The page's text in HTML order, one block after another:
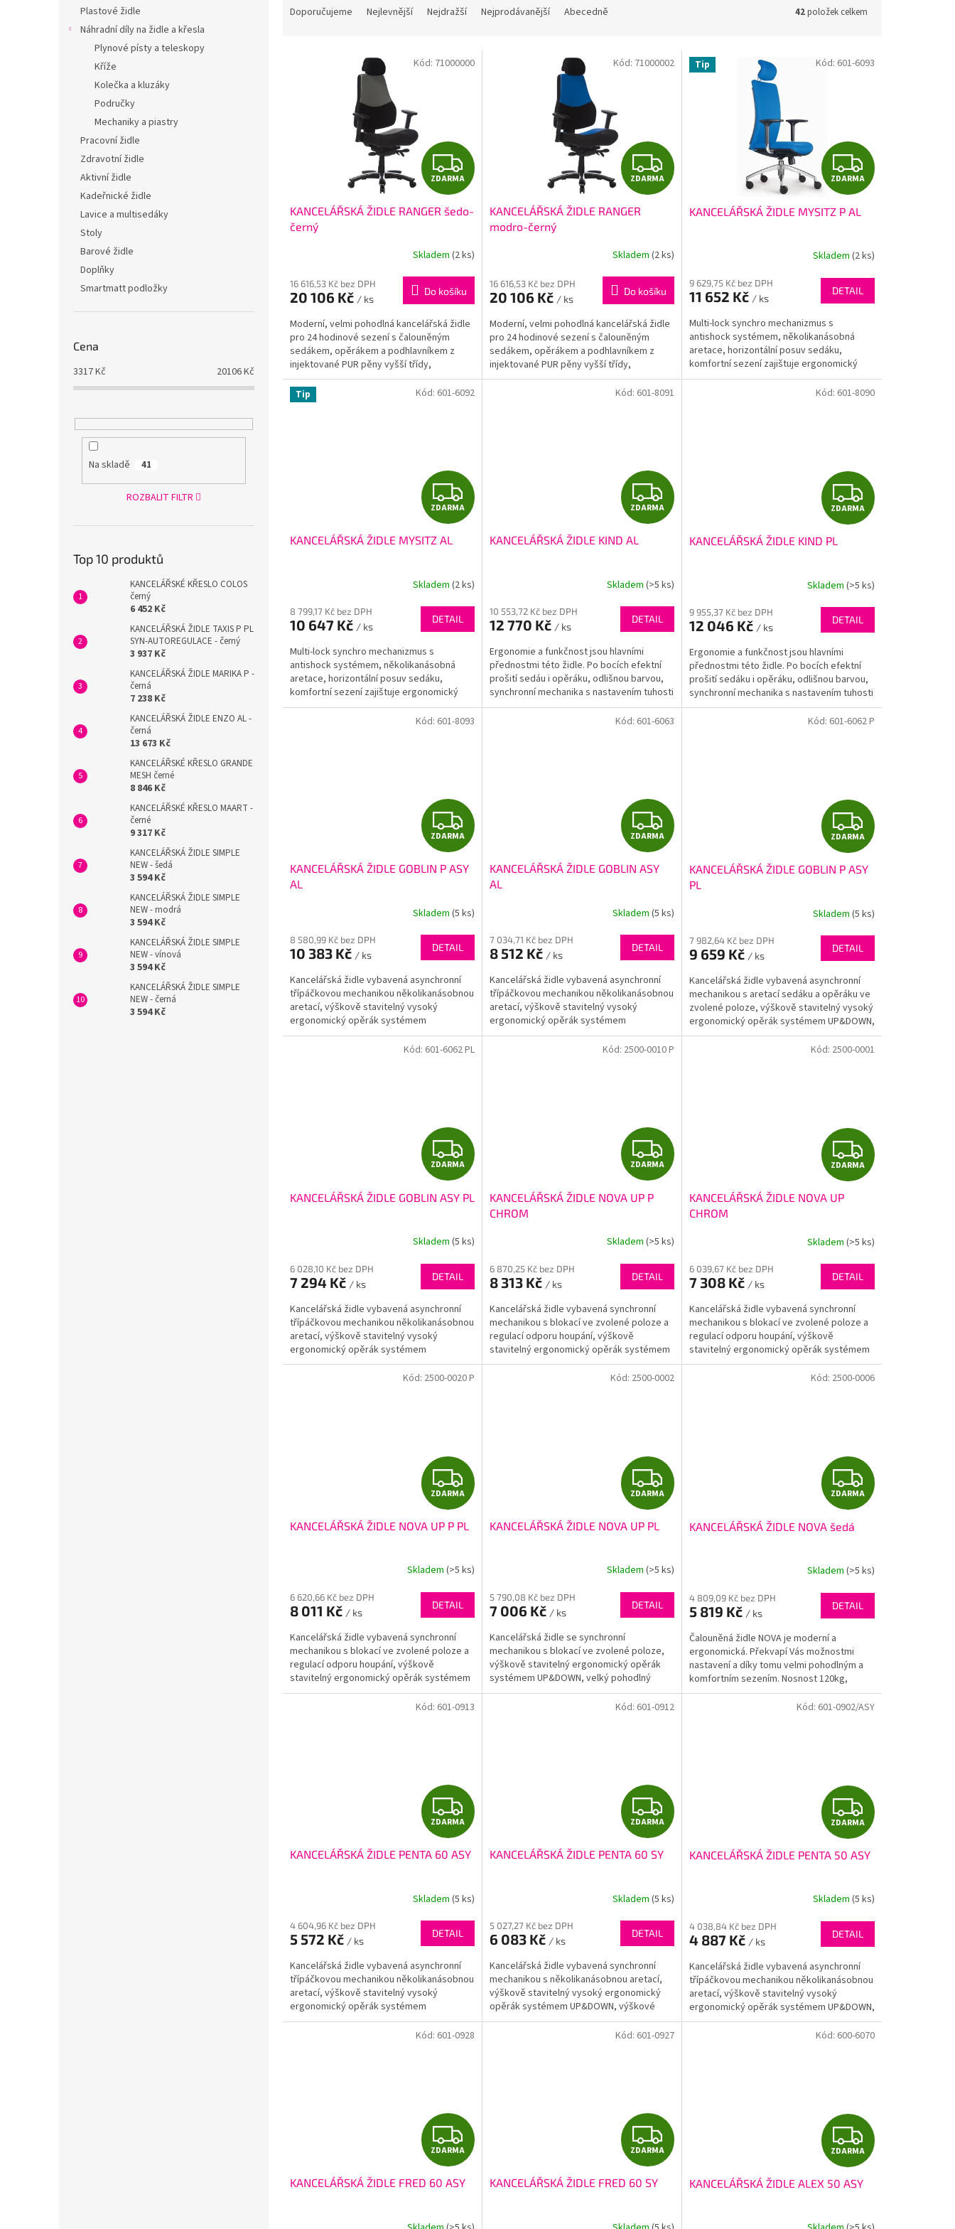
Plastové židle
Náhradní díly na židle a křesla
Plynové písty a teleskopy
Kříže
Kolečka a kluzáky
Područky
Mechaniky a piastry
Pracovní židle
Zdravotní židle
Aktivní židle
Kadeřnické židle
Lavice a multisedáky
Stoly
Barové židle
Doplňky
Smartmatt podložky
Cena
3317Kč 20106Kč
Na skladě 41
ROZBALIT FILTR
Top 10 produktů
KANCELÁŘSKÉ KŘESLO COLOS
černý
6 452 Kč
KANCELÁŘSKÁ ŽIDLE TAXIS P PL
SYN-AUTOREGULACE - černý
3 937 Kč
KANCELÁŘSKÁ ŽIDLE MARIKA P -
černá
7 238 Kč
KANCELÁŘSKÁ ŽIDLE ENZO AL -
černá
13 673 Kč
KANCELÁŘSKÉ KŘESLO GRANDE
MESH černé
8 846 Kč
KANCELÁŘSKÉ KŘESLO MAART -
černé
9 317 Kč
KANCELÁŘSKÁ ŽIDLE SIMPLE
NEW - šedá
3 594 Kč
KANCELÁŘSKÁ ŽIDLE SIMPLE
NEW - modrá
3 594 Kč
KANCELÁŘSKÁ ŽIDLE SIMPLE
NEW - vínová
3 594 Kč
KANCELÁŘSKÁ ŽIDLE SIMPLE
NEW - černá
3 594 Kč
Doporučujeme Nejlevnější Nejdražší Nejprodávanější Abecedně 42položek celkem
Z
D
A
R
M
A
ZDARMA
KANCELÁŘSKÁ ŽIDLE RANGER šedo-
černý
Skladem (2 ks)
16 616,53 Kč bez DPH
20 106 Kč / ks
Do košíku
Moderní, velmi pohodlná kancelářská židle
pro 24 hodinové sezení s čalouněným
sedákem, opěrákem a podhlavníkem z
injektované PUR pěny vyšší třídy,
synchronní mechanika, boční...
Kód: 71000000
Z
D
R
M
A
ZDARMA
KANCELÁŘSKÁ ŽIDLE RANGER
modro-černý
Skladem (2 ks)
16 616,53 Kč bez DPH
20 106 Kč / ks
Do košíku
Moderní, velmi pohodlná kancelářská židle
pro 24 hodinové sezení s čalouněným
sedákem, opěrákem a podhlavníkem z
injektované PUR pěny vyšší třídy,
synchronní mechanika, boční...
Kód: 71000002 Tip
Z
D
R
M
A
ZDARMA
KANCELÁŘSKÁ ŽIDLE MYSITZ P AL
Skladem (2 ks)
9 629,75 Kč bez DPH
11 652 Kč / ks
DETAIL
Multi-lock synchro mechanizmus s
antishock systémem, několikanásobná
aretace, horizontální posuv sedáku,
komfortní sezení zajištuje ergonomický
výškově stavitelný opěrák...
Kód: 601-6093
Tip
Z
D
R
M
A
ZDARMA
KANCELÁŘSKÁ ŽIDLE MYSITZ AL
Skladem (2 ks)
8 799,17 Kč bez DPH
10 647 Kč / ks
DETAIL
Multi-lock synchro mechanizmus s
antishock systémem, několikanásobná
aretace, horizontální posuv sedáku,
komfortní sezení zajištuje ergonomický
výškově stavitelný opěrák...
Kód: 601-6092
Z
D
R
M
A
ZDARMA
KANCELÁŘSKÁ ŽIDLE KIND AL
Skladem (>5 ks)
10 553,72 Kč bez DPH
12 770 Kč / ks
DETAIL
Ergonomie a funkčnost jsou hlavními
přednostmi této židle. Po bocích efektní
prošití sedáu i opěráku, odlišnou barvou,
synchronní mechanika s nastavením tuhosti
odporu dle váhy...
Kód: 601-8091
Z
D
R
M
A
ZDARMA
KANCELÁŘSKÁ ŽIDLE KIND PL
Skladem (>5 ks)
9 955,37 Kč bez DPH
12 046 Kč / ks
DETAIL
Ergonomie a funkčnost jsou hlavními
přednostmi této židle. Po bocích efektní
prošití sedáku i opěráku, odlišnou barvou,
synchronní mechanika s nastavením tuhosti
odporu dle...
Kód: 601-8090
Z
D
A
R
M
A
ZDARMA
KANCELÁŘSKÁ ŽIDLE GOBLIN P ASY
AL
Skladem (5 ks)
8 580,99 Kč bez DPH
10 383 Kč / ks
DETAIL
Kancelářská židle vybavená asynchronní
třípáčkovou mechanikou několikanásobnou
aretací, výškově stavitelný vysoký
ergonomický opěrák systémem
UP&DOWN, výškové a úhlově...
Kód: 601-8093
Z
D
R
M
A
ZDARMA
KANCELÁŘSKÁ ŽIDLE GOBLIN ASY
AL
Skladem (5 ks)
7 034,71 Kč bez DPH
8 512 Kč / ks
DETAIL
Kancelářská židle vybavená asynchronní
třípáčkovou mechanikou několikanásobnou
aretací, výškově stavitelný vysoký
ergonomický opěrák systémem
UP&DOWN, výškové a úhlově...
Kód: 601-6063
Z
D
A
R
M
A
ZDARMA
KANCELÁŘSKÁ ŽIDLE GOBLIN P ASY
PL
Skladem (5 ks)
7 982,64 Kč bez DPH
9 659 Kč / ks
DETAIL
Kancelářská židle vybavená asynchronní
mechanikou s aretací sedáku a opěráku ve
zvolené poloze, výškově stavitelný vysoký
ergonomický opěrák systémem UP&DOWN,
výškově a úhlově...
Kód: 601-6062 P
Z
D
A
R
M
A
ZDARMA
KANCELÁŘSKÁ ŽIDLE GOBLIN ASY PL
Skladem (5 ks)
6 028,10 Kč bez DPH
7 294 Kč / ks
DETAIL
Kancelářská židle vybavená asynchronní
třípáčkovou mechanikou několikanásobnou
aretací, výškově stavitelný vysoký
ergonomický opěrák systémem
UP&DOWN, výškové a úhlově...
Kód: 601-6062 PL
Z
D
R
M
A
ZDARMA
KANCELÁŘSKÁ ŽIDLE NOVA UP P
CHROM
Skladem (>5 ks)
6 870,25 Kč bez DPH
8 313 Kč / ks
DETAIL
Kancelářská židle vybavená synchronní
mechanikou s blokací ve zvolené poloze a
regulací odporu houpání, výškově
stavitelný ergonomický opěrák systémem
UP&DOWN, vybavený hlavovou...
Kód: 2500-0010 P
Z
D
R
M
A
ZDARMA
KANCELÁŘSKÁ ŽIDLE NOVA UP
CHROM
Skladem (>5 ks)
6 039,67 Kč bez DPH
7 308 Kč / ks
DETAIL
Kancelářská židle vybavená synchronní
mechanikou s blokací ve zvolené poloze a
regulací odporu houpání, výškově
stavitelný ergonomický opěrák systémem
UP&DOWN, velký pohodlný...
Kód: 2500-0001
Z
D
A
R
M
A
ZDARMA
KANCELÁŘSKÁ ŽIDLE NOVA UP P PL
Skladem (>5 ks)
6 620,66 Kč bez DPH
8 011 Kč / ks
DETAIL
Kancelářská židle vybavená synchronní
mechanikou s blokací ve zvolené poloze a
regulací odporu houpání, výškově
stavitelný ergonomický opěrák systémem
UP&DOWN, vybavený hlavovou...
Kód: 2500-0020 P
Z
D
R
M
A
ZDARMA
KANCELÁŘSKÁ ŽIDLE NOVA UP PL
Skladem (>5 ks)
5 790,08 Kč bez DPH
7 006 Kč / ks
DETAIL
Kancelářská židle se synchronní
mechanikou s blokací ve zvolené poloze,
výškově stavitelný ergonomický opěrák
systémem UP&DOWN, velký pohodlný
prošívaný sedák s posuvem,...
Kód: 2500-0002
Z
D
R
M
A
ZDARMA
KANCELÁŘSKÁ ŽIDLE NOVA šedá
produktu
je
z
5
hvězdiček.
Skladem (>5 ks)
4 809,09 Kč bez DPH
5 819 Kč / ks
DETAIL
Čalouněná židle NOVA je moderní a
ergonomická. Překvapí Vás možnostmi
nastavení a díky tomu velmi pohodlným a
komfortním sezením. Nosnost 120kg,
záruka 24 měsíců....
Kód: 2500-0006
Z
D
A
R
M
A
ZDARMA
KANCELÁŘSKÁ ŽIDLE PENTA 60 ASY
Skladem (5 ks)
4 604,96 Kč bez DPH
5 572 Kč / ks
DETAIL
Kancelářská židle vybavená asynchronní
třípáčkovou mechanikou několikanásobnou
aretací, výškově stavitelný vysoký
ergonomický opěrák systémem
UP&DOWN, výškové a úhlově...
Kód: 601-0913
Z
D
R
M
A
ZDARMA
KANCELÁŘSKÁ ŽIDLE PENTA 60 SY
Skladem (5 ks)
5 027,27 Kč bez DPH
6 083 Kč / ks
DETAIL
Kancelářská židle vybavená synchronní
mechanikou s několikanásobnou aretací,
výškově stavitelný vysoký ergonomický
opěrák systémem UP&DOWN, výškové
stavitelný velký ergonomický...
Kód: 601-0912
Z
D
A
R
M
A
ZDARMA
KANCELÁŘSKÁ ŽIDLE PENTA 50 ASY
Skladem (5 ks)
4 038,84 Kč bez DPH
4 887 Kč / ks
DETAIL
Kancelářská židle vybavená asynchronní
třípáčkovou mechanikou několikanásobnou
aretací, výškově stavitelný vysoký
ergonomický opěrák systémem UP&DOWN,
výškové a úhlově...
Kód: 601-0902/ASY
Z
D
A
ZDARMA
KANCELÁŘSKÁ ŽIDLE FRED 60 ASY
Kód: 601-0928
Z
D
ZDARMA
KANCELÁŘSKÁ ŽIDLE FRED 60 SY
Kód: 601-0927
Z
D
ZDARMA
KANCELÁŘSKÁ ŽIDLE ALEX 50 ASY
Kód: 600-6070